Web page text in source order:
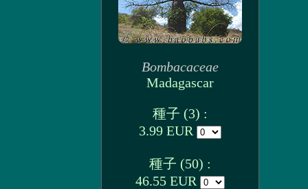
Bombacaceae
Madagascar
種子 (3) :
3.99 EUR
種子 (50) :
46.55 EUR